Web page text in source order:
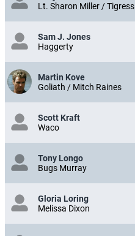
Lt. Sharon Miller / Tigress
Sam J. Jones
Haggerty
Martin Kove
Goliath / Mitch Raines
Scott Kraft
Waco
Tony Longo
Bugs Murray
Gloria Loring
Melissa Dixon